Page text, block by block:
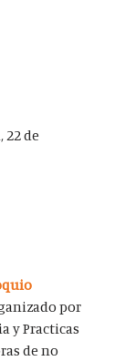
22 de
por
y Practicas
de no